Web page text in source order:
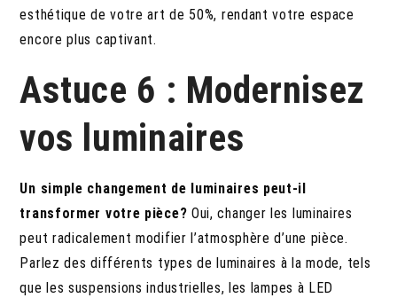
esthétique de votre art de 50%, rendant votre espace
encore plus captivant.
Astuce 6 : Modernisez
vos luminaires
Un simple changement de luminaires peut-il
transformer votre pièce? Oui, changer les luminaires
peut radicalement modifier l’atmosphère d’une pièce.
Parlez des différents types de luminaires à la mode, tels
que les suspensions industrielles, les lampes à LED